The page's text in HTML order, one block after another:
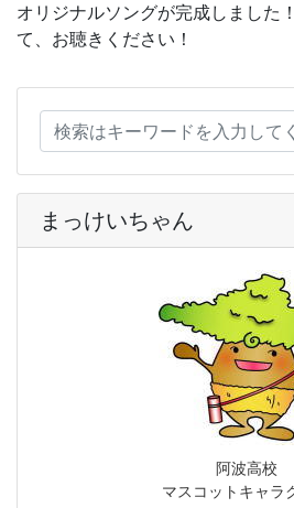
オリジナルソングが完成しました
て、お聴きください！
まっけいちゃん
阿波高校
マスコットキャラ